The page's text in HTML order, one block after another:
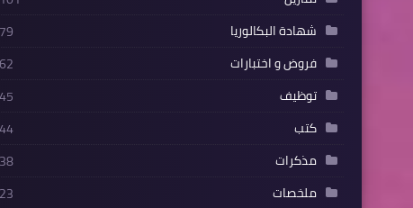
شهادة البكالوريا
79
فروض و اختبارات
62
توظيف
45
كتب
44
مذكرات
38
ملخصات
23